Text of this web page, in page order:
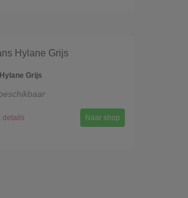
Grijs
details Naar shop